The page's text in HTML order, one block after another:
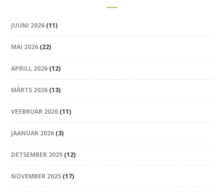
JUUNI 2026 (11)
MAI 2026 (22)
APRILL 2026 (12)
MÄRTS 2026 (13)
VEEBRUAR 2026 (11)
JAANUAR 2026 (3)
DETSEMBER 2025 (12)
NOVEMBER 2025 (17)